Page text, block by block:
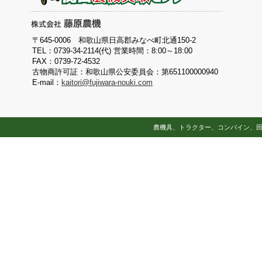
〒645-0006 和歌山県日高郡みなべ町北通150-2
TEL：0739-34-2114(代) 営業時間：8:00～18:00
FAX：0739-72-4532
古物商許可証：和歌山県公安委員会：第651100000940
E-mail： kaitori@fujiwara-nouki.com
農機具、トラクター、コンバイン、